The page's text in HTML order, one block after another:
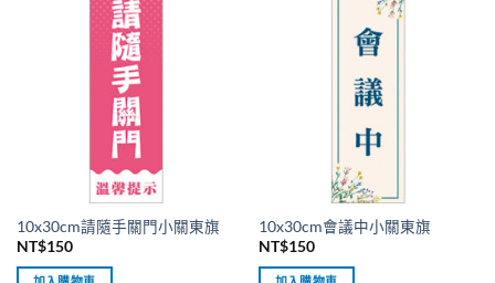
10x30cm請隨手關門小關東旗
NT$150
10x30cm會議中小關東旗
NT$150